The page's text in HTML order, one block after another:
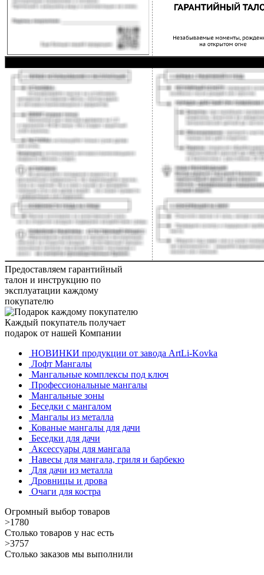
Предоставляем гарантийный
талон и инструкцию по
эксплуатации каждому
покупателю
Каждый покупатель получает
подарок от нашей Компании
НОВИНКИ продукции от завода ArtLi-Kovka
Лофт Мангалы
Мангальные комплексы под ключ
Профессиональные мангалы
Мангальные зоны
Беседки с мангалом
Мангалы из металла
Кованые мангалы для дачи
Беседки для дачи
Аксессуары для мангала
Навесы для мангала, гриля и барбекю
Для дачи из металла
Дровницы и дрова
Очаги для костра
Огромный выбор товаров
>1780
Столько товаров у нас есть
>3757
Столько заказов мы выполнили